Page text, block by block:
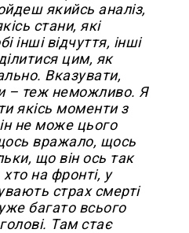
якийсь аналіз,
стани, які
інші відчуття, інші
цим, як
Вказувати,
– теж неможливо. Я
якісь моменти з
не може цього
вражало, щось
що він ось так
на фронті, у
страх смерті
багато всього
Там стає